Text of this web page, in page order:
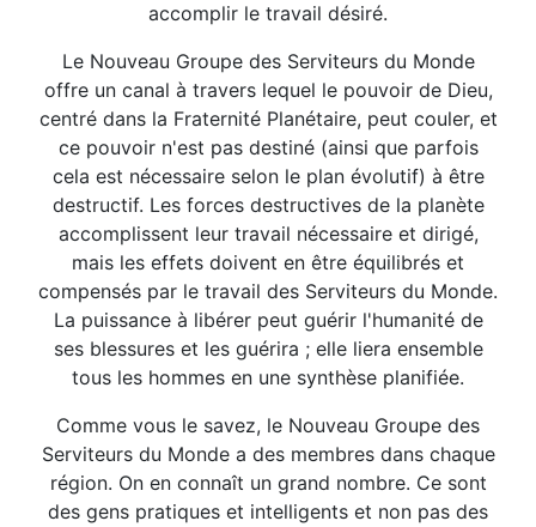
accomplir le travail désiré.
Le Nouveau Groupe des Serviteurs du Monde
offre un canal à travers lequel le pouvoir de Dieu,
centré dans la Fraternité Planétaire, peut couler, et
ce pouvoir n'est pas destiné (ainsi que parfois
cela est nécessaire selon le plan évolutif) à être
destructif. Les forces destructives de la planète
accomplissent leur travail nécessaire et dirigé,
mais les effets doivent en être équilibrés et
compensés par le travail des Serviteurs du Monde.
La puissance à libérer peut guérir l'humanité de
ses blessures et les guérira ; elle liera ensemble
tous les hommes en une synthèse planifiée.
Comme vous le savez, le Nouveau Groupe des
Serviteurs du Monde a des membres dans chaque
région. On en connaît un grand nombre. Ce sont
des gens pratiques et intelligents et non pas des